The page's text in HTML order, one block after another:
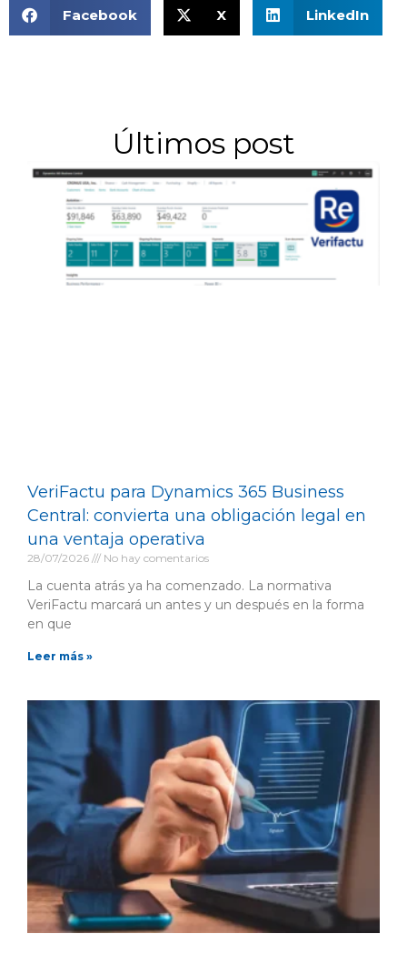
Facebook X LinkedIn
Últimos post
VeriFactu para Dynamics 365 Business
Central: convierta una obligación legal en
una ventaja operativa
28/07/2026 No hay comentarios
La cuenta atrás ya ha comenzado. La normativa
VeriFactu marcará un antes y un después en la forma
en que
Leer más »